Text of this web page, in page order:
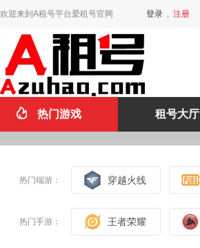
欢迎来到A租号平台爱租号官网 登录 , 注册
热门游戏 租号大厅
热门端游： 穿越火线
热门手游： 王者荣耀